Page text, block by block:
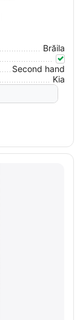
Brăila
Second hand
Kia